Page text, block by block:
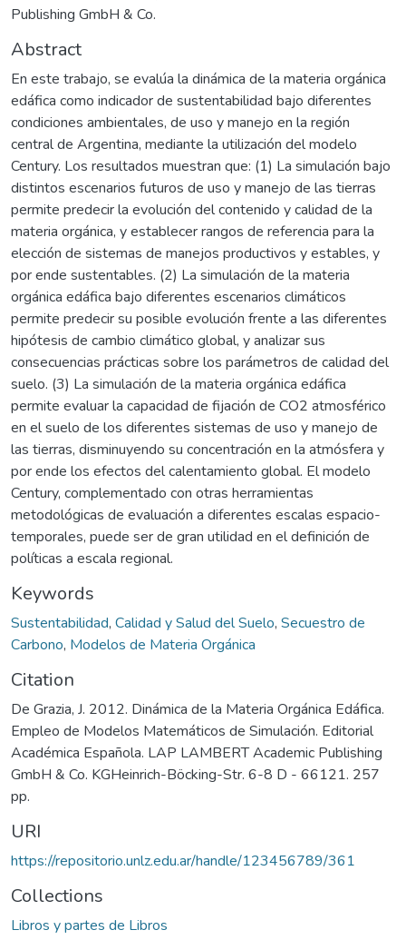
Publishing GmbH & Co.
Abstract
En este trabajo, se evalúa la dinámica de la materia orgánica
edáfica como indicador de sustentabilidad bajo diferentes
condiciones ambientales, de uso y manejo en la región
central de Argentina, mediante la utilización del modelo
Century. Los resultados muestran que: (1) La simulación bajo
distintos escenarios futuros de uso y manejo de las tierras
permite predecir la evolución del contenido y calidad de la
materia orgánica, y establecer rangos de referencia para la
elección de sistemas de manejos productivos y estables, y
por ende sustentables. (2) La simulación de la materia
orgánica edáfica bajo diferentes escenarios climáticos
permite predecir su posible evolución frente a las diferentes
hipótesis de cambio climático global, y analizar sus
consecuencias prácticas sobre los parámetros de calidad del
suelo. (3) La simulación de la materia orgánica edáfica
permite evaluar la capacidad de fijación de CO2 atmosférico
en el suelo de los diferentes sistemas de uso y manejo de
las tierras, disminuyendo su concentración en la atmósfera y
por ende los efectos del calentamiento global. El modelo
Century, complementado con otras herramientas
metodológicas de evaluación a diferentes escalas espacio-
temporales, puede ser de gran utilidad en el definición de
políticas a escala regional.
Keywords
Sustentabilidad, Calidad y Salud del Suelo, Secuestro de
Carbono, Modelos de Materia Orgánica
Citation
De Grazia, J. 2012. Dinámica de la Materia Orgánica Edáfica.
Empleo de Modelos Matemáticos de Simulación. Editorial
Académica Española. LAP LAMBERT Academic Publishing
GmbH & Co. KGHeinrich-Böcking-Str. 6-8 D - 66121. 257
pp.
URI
https://repositorio.unlz.edu.ar/handle/123456789/361
Collections
Libros y partes de Libros